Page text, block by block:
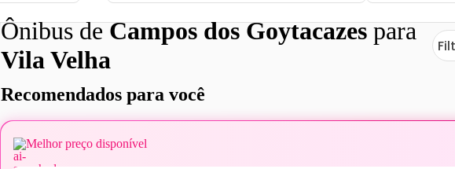
Ônibus deCampos dos Goytacazespara
Vila Velha
Recomendados para você
Melhor preço disponível